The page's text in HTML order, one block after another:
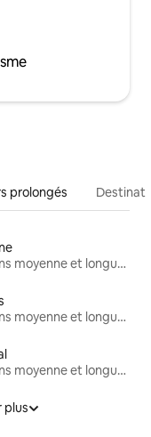
prolongés
Locations moyenne et longue durée
Locations moyenne et longue durée
Locations moyenne et longue durée
plus